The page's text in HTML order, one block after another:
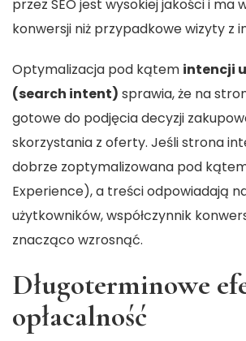
przez SEO jest wysokiej jakości i ma
konwersji niż przypadkowe wizyty z
Optymalizacja pod kątem intencji
(search intent) sprawia, że na
gotowe do podjęcia decyzji
skorzystania z oferty. Jeśli strona
dobrze zoptymalizowana pod
Experience), a treści odpowiadają
użytkowników, współczynnik
znacząco wzrosnąć.
Długoterminowe
opłacalność